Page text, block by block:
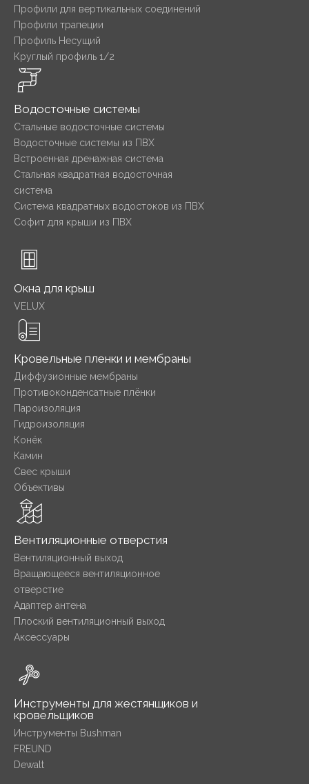
Профили для вертикальных соединений
Профили трапеции
Профиль Несущий
Круглый профиль 1/2
Водосточные системы
Стальные водосточные системы
Водосточные системы из ПВХ
Встроенная дренажная система
Стальная квадратная водосточная
система
Система квадратных водостоков из ПВХ
Софит для крыши из ПВХ
Окна для крыш
VELUX
Кровельные пленки и мембраны
Диффузионные мембраны
Противоконденсатные плёнки
Пароизоляция
Гидроизоляция
Конёк
Камин
Свес крыши
Объективы
Вентиляционные отверстия
Вентиляционный выход
Вращающееся вентиляционное
отверстие
Адаптер антена
Плоский вентиляционный выход
Аксессуары
Инструменты для жестянщиков и
кровельщиков
Инструменты Bushman
FREUND
Dewalt